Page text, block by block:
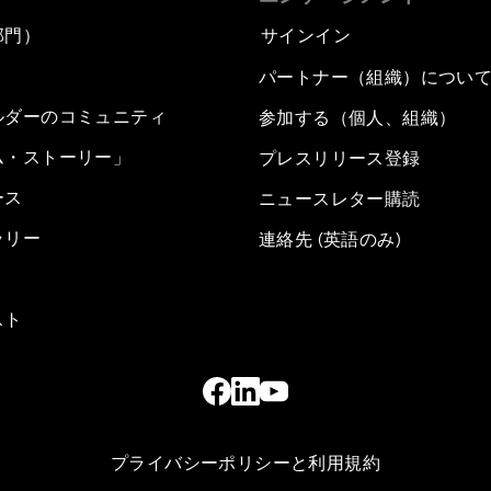
）
ーのコミュニティ
ストーリー」
リー
サインイン
パートナー（組織）につい
参加する（個人、組織）
プレスリリース登録
ニュースレター購読
連絡先 (英語のみ)
プライバシーポリシーと利用規約